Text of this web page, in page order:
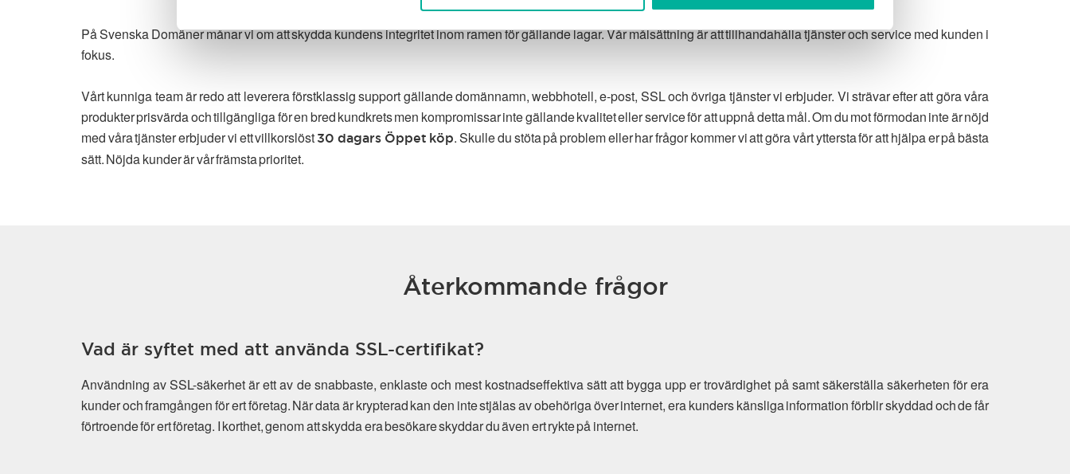
På Svenska Domäner månar vi om att skydda kundens integritet inom ramen för gällande lagar. Vår målsättning är att tillhandahålla tjänster och service med kunden i
fokus.
Vårt kunniga team är redo att leverera förstklassig support gällande domännamn, webbhotell, e-post, SSL och övriga tjänster vi erbjuder. Vi strävar efter att göra våra
produkter prisvärda och tillgängliga för en bred kundkrets men kompromissar inte gällande kvalitet eller service för att uppnå detta mål. Om du mot förmodan inte är nöjd
med våra tjänster erbjuder vi ett villkorslöst30 dagars Öppet köp. Skulle du stöta på problem eller har frågor kommer vi att göra vårt yttersta för att hjälpa er på bästa
sätt. Nöjda kunder är vår främsta prioritet.
Återkommande frågor
Vad är syftet med att använda SSL-certifikat?
Användning av SSL-säkerhet är ett av de snabbaste, enklaste och mest kostnadseffektiva sätt att bygga upp er trovärdighet på samt säkerställa säkerheten för era
kunder och framgången för ert företag. När data är krypterad kan den inte stjälas av obehöriga över internet, era kunders känsliga information förblir skyddad och de får
förtroende för ert företag. I korthet, genom att skydda era besökare skyddar du även ert rykte på internet.